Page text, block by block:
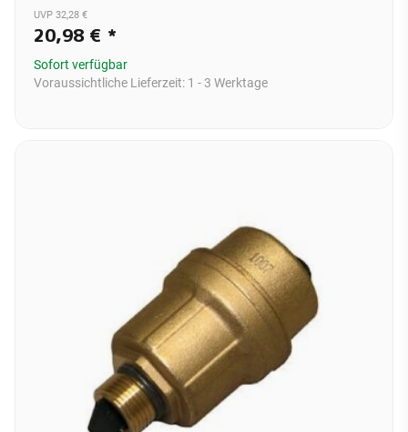
UVP 32,28 €
20,98 € *
Sofort verfügbar
Voraussichtliche Lieferzeit: 1 - 3 Werktage